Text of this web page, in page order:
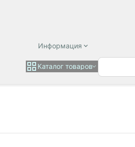
Информация
Каталог товаров